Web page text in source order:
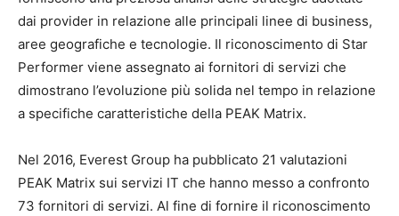
dai provider in relazione alle principali linee di business,
aree geografiche e tecnologie. Il riconoscimento di Star
Performer viene assegnato ai fornitori di servizi che
dimostrano l’evoluzione più solida nel tempo in relazione
a specifiche caratteristiche della PEAK Matrix.
Nel 2016, Everest Group ha pubblicato 21 valutazioni
PEAK Matrix sui servizi IT che hanno messo a confronto
73 fornitori di servizi. Al fine di fornire il riconoscimento